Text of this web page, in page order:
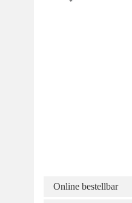
Online bestellbar